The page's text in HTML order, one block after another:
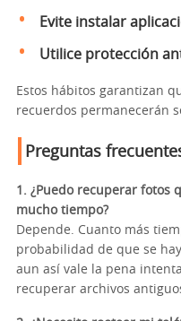
Evite instalar
Utilice protección
Estos hábitos garantizan
recuerdos permanecerán
Preguntas
1. ¿Puedo recuperar fotos
mucho tiempo?
Depende. Cuanto más
probabilidad de que se
aun así vale la pena
recuperar archivos